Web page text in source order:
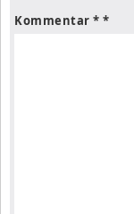
Kommentar *